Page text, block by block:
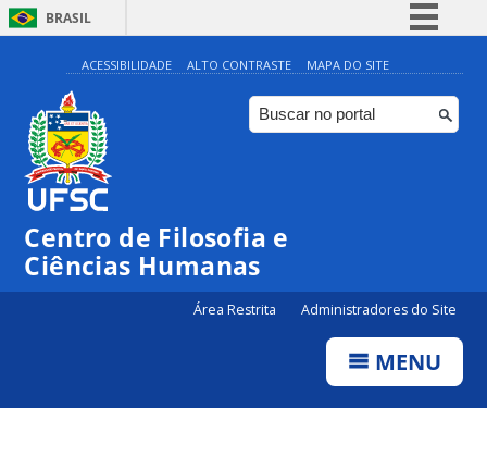
BRASIL
Simplifique!
Comunica BR
Participe
ACESSIBILIDADE ALTO CONTRASTE MAPA DO SITE
Centro de Filosofia e
Ciências Humanas
Área Restrita Administradores do Site
MENU